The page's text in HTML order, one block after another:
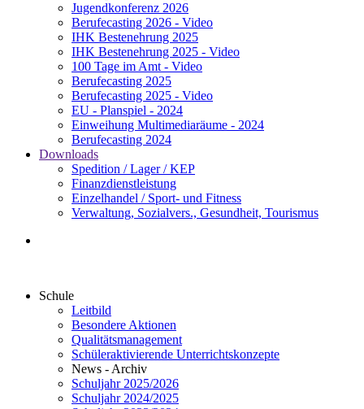
Jugendkonferenz 2026
Berufecasting 2026 - Video
IHK Bestenehrung 2025
IHK Bestenehrung 2025 - Video
100 Tage im Amt - Video
Berufecasting 2025
Berufecasting 2025 - Video
EU - Planspiel - 2024
Einweihung Multimediaräume - 2024
Berufecasting 2024
Downloads
Spedition / Lager / KEP
Finanzdienstleistung
Einzelhandel / Sport- und Fitness
Verwaltung, Sozialvers., Gesundheit, Tourismus
Schule
Leitbild
Besondere Aktionen
Qualitätsmanagement
Schüleraktivierende Unterrichtskonzepte
News - Archiv
Schuljahr 2025/2026
Schuljahr 2024/2025